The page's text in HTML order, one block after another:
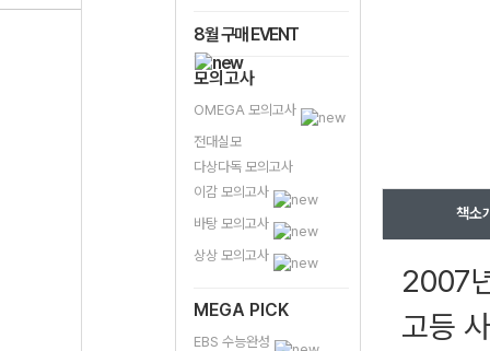
8월 구매 EVENT
모의고사
OMEGA 모의고사
전대실모
다상다독 모의고사
이감 모의고사
바탕 모의고사
상상 모의고사
MEGA PICK
EBS 수능완성
책소
2007
고등